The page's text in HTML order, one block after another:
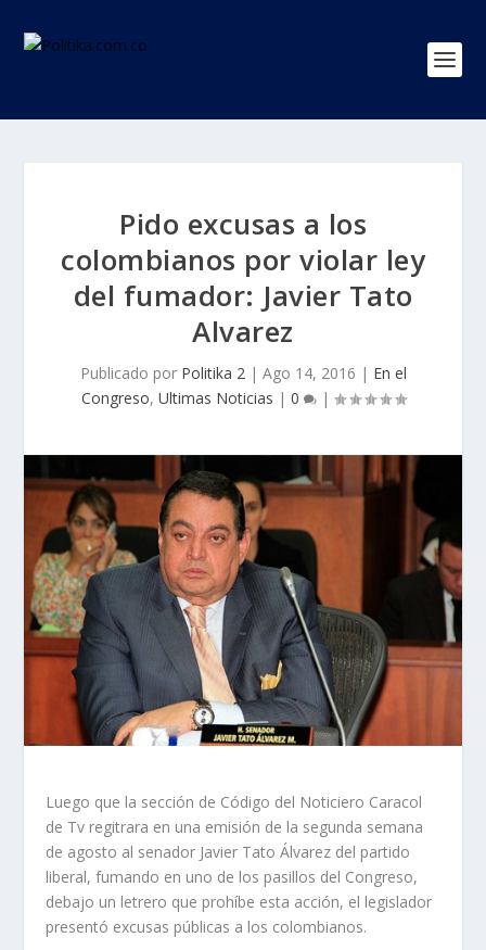
Pido excusas a los
colombianos por violar ley
del fumador: Javier Tato
Alvarez
Publicado por Politika 2| Ago 14, 2016 | En el
Congreso, Ultimas Noticias | 0 |
Luego que la sección de Código del Noticiero Caracol
de Tv regitrara en una emisión de la segunda semana
de agosto al senador Javier Tato Álvarez del partido
liberal, fumando en uno de los pasillos del Congreso,
debajo un letrero que prohíbe esta acción, el legislador
presentó excusas públicas a los colombianos.